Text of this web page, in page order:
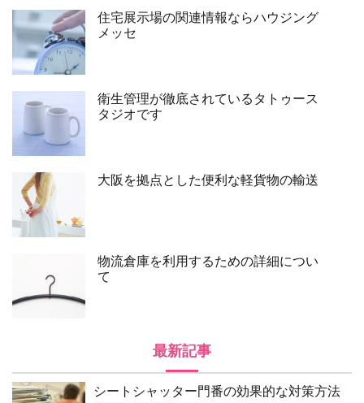
住宅展示場の関連情報ならハウジング
メッセ
衛生管理が徹底されているタトゥース
タジオです
大阪を拠点とした便利な軽貨物の輸送
物流倉庫を利用するための詳細につい
て
最新記事
シートシャッター門番の効果的な対策方法